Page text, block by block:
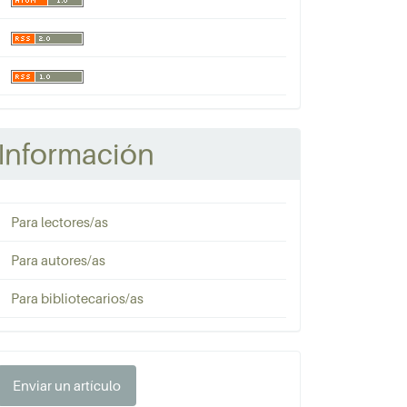
Información
Para lectores/as
Para autores/as
Para bibliotecarios/as
Enviar un artículo